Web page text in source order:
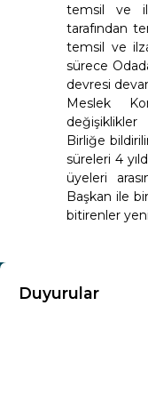
temsil ve
tarafından
temsil ve
sürece
devresi
Meslek
Birliğe
süreleri 4
üyeleri
Başkan ile
bitirenler
Duyurular